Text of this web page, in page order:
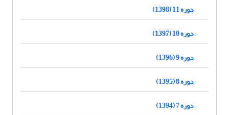
دوره 11 (1398)
دوره 10 (1397)
دوره 9 (1396)
دوره 8 (1395)
دوره 7 (1394)